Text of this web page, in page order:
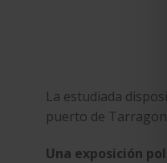
La estudiada
puerto de
Una exposición